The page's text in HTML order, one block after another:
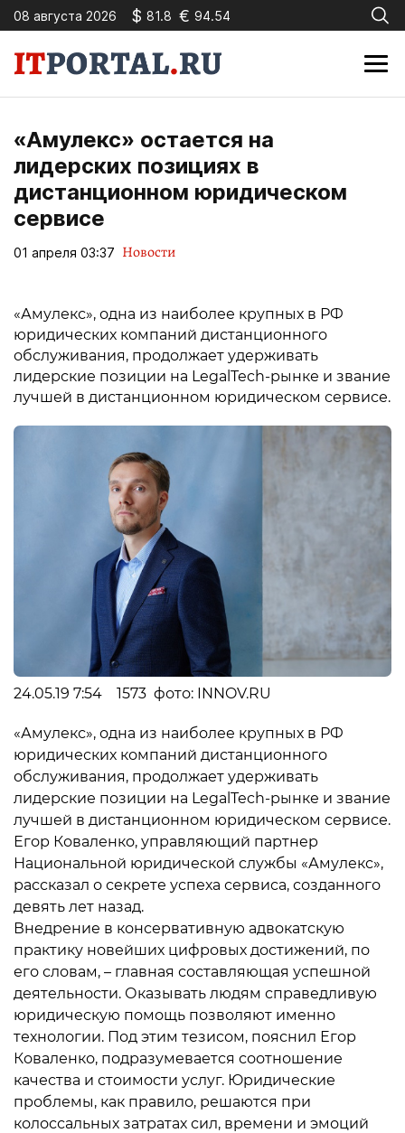
08 августа 2026 $ 81.8 € 94.54
«Амулекс» остается на
лидерских позициях в
дистанционном юридическом
сервисе
01 апреля 03:37 Новости
«Амулекс», одна из наиболее крупных в РФ
юридических компаний дистанционного
обслуживания, продолжает удерживать
лидерские позиции на LegalTech-рынке и звание
лучшей в дистанционном юридическом сервисе.
24.05.19 7:54 1573 фото: INNOV.RU
«Амулекс», одна из наиболее крупных в РФ
юридических компаний дистанционного
обслуживания, продолжает удерживать
лидерские позиции на LegalTech-рынке и звание
лучшей в дистанционном юридическом сервисе.
Егор Коваленко, управляющий партнер
Национальной юридической службы «Амулекс»,
рассказал о секрете успеха сервиса, созданного
девять лет назад.
Внедрение в консервативную адвокатскую
практику новейших цифровых достижений, по
его словам, – главная составляющая успешной
деятельности. Оказывать людям справедливую
юридическую помощь позволяют именно
технологии. Под этим тезисом, пояснил Егор
Коваленко, подразумевается соотношение
качества и стоимости услуг. Юридические
проблемы, как правило, решаются при
колоссальных затратах сил, времени и эмоций